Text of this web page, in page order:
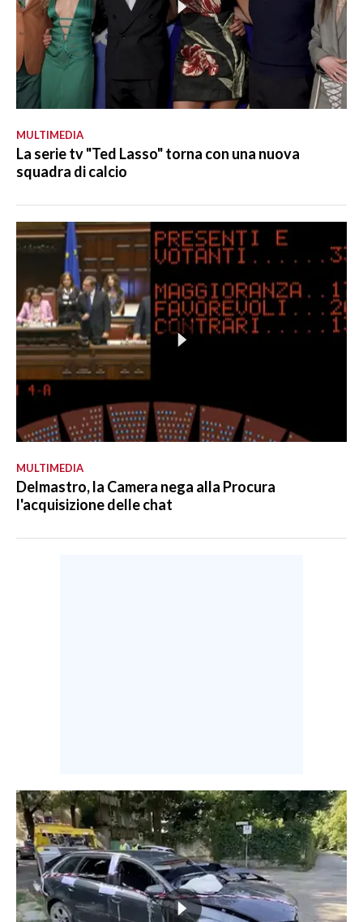
MULTIMEDIA
La serie tv "Ted Lasso" torna con una nuova
squadra di calcio
MULTIMEDIA
Delmastro, la Camera nega alla Procura
l'acquisizione delle chat